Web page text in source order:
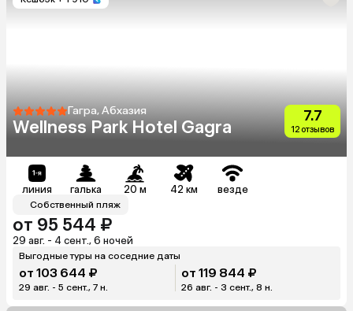
Гагра, Абхазия
Wellness Park Hotel Gagra
7.7
12 отзывов
линия галька 20 м 42 км везде
Собственный пляж
от 95 544 ₽
29 авг. - 4 сент., 6 ночей
Выгодные туры на соседние даты
от 103 644 ₽
29 авг. - 5 сент., 7 н.
от 119 844 ₽
26 авг. - 3 сент., 8 н.